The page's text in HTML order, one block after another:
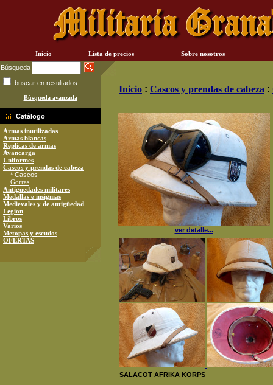
Inicio Lista de precios
Sobre nosotros
Búsqueda
buscar en resultados
Búsqueda avanzada
Catálogo
Armas inutilizadas
Armas blancas
Replicas de armas
Avancarga
Uniformes
Cascos y prendas de cabeza
* Cascos
Gorras
Antiguedades militares
Medallas e insignias
Medievales y de antigüedad
Legion
Libros
Varios
Metopas y escudos
OFERTAS
Inicio : Cascos y prendas de cabeza :
ver detalle...
SALACOT AFRIKA KORPS